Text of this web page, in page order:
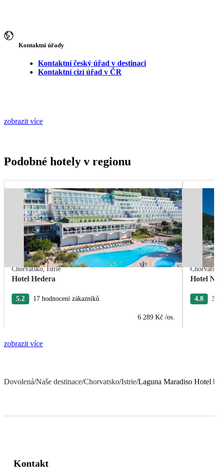
Kontaktní úřady
Kontaktní český úřad v destinaci
Kontaktní cizí úřad v ČR
zobrazit více
Podobné hotely v regionu
Chorvatsko,Istrie
Hotel Hedera
5.2 17 hodnocení zákazníků
6 289 Kč /os.
Hotel
4.8
zobrazit více
Dovolená/Naše destinace/Chorvatsko/Istrie/Laguna Maradiso Hotel
Kontakt